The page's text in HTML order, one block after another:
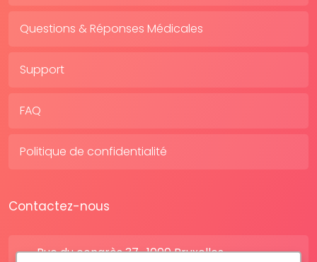
Questions & Réponses Médicales
Support
FAQ
Politique de confidentialité
Contactez-nous
Rue du congrès 37 , 1000 Bruxelles